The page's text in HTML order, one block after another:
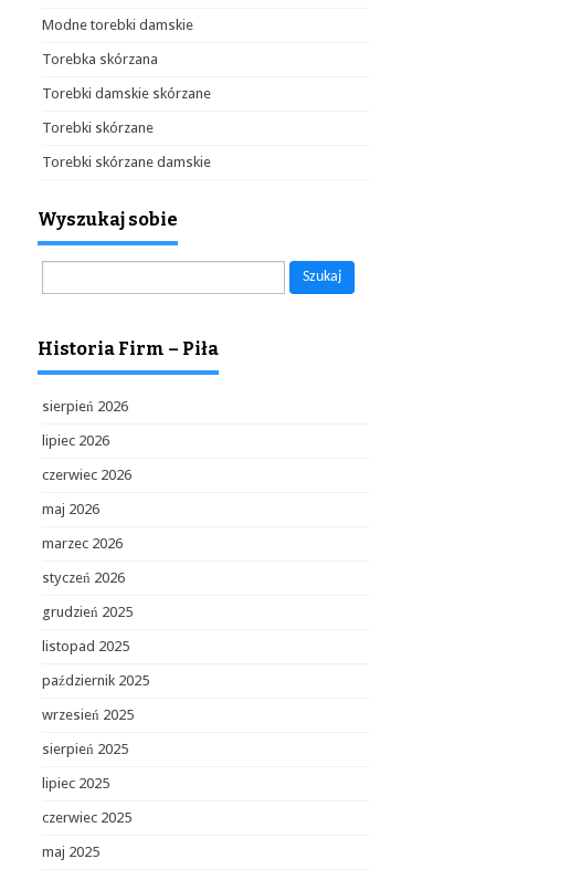
Modne torebki damskie
Torebka skórzana
Torebki damskie skórzane
Torebki skórzane
Torebki skórzane damskie
Wyszukaj sobie
Historia Firm – Piła
sierpień 2026
lipiec 2026
czerwiec 2026
maj 2026
marzec 2026
styczeń 2026
grudzień 2025
listopad 2025
październik 2025
wrzesień 2025
sierpień 2025
lipiec 2025
czerwiec 2025
maj 2025